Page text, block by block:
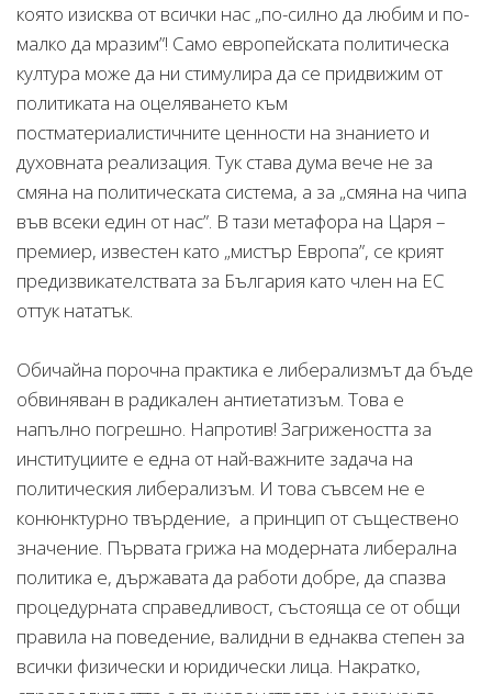
която изисква от всички нас „по-силно да любим и по-
малко да мразим”! Само европейската политическа
култура може да ни стимулира да се придвижим от
политиката на оцеляването към
постматериалистичните ценности на знанието и
духовната реализация. Тук става дума вече не за
смяна на политическата система, а за „смяна на чипа
във всеки един от нас”. В тази метафора на Царя –
премиер, известен като „мистър Европа”, се крият
предизвикателствата за България като член на ЕС
оттук нататък.
Обичайна порочна практика е либерализмът да бъде
обвиняван в радикален антиетатизъм. Това е
напълно погрешно. Напротив! Загрижеността за
институциите е една от най-важните задача на
политическия либерализъм. И това съвсем не е
конюнктурно твърдение, а принцип от съществено
значение. Първата грижа на модерната либерална
политика е, държавата да работи добре, да спазва
процедурната справедливост, състояща се от общи
правила на поведение, валидни в еднаква степен за
всички физически и юридически лица. Накратко,